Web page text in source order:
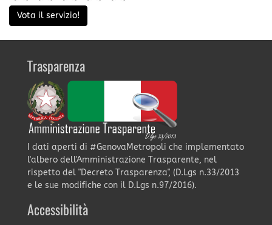
Vota il servizio!
Trasparenza
I dati aperti di #GenovaMetropoli che implementato
l'albero dell'Amministrazione Trasparente, nel
rispetto del "Decreto Trasparenza", (D.Lgs n.33/2013
e le sue modifiche con il D.Lgs n.97/2016).
Accessibilità